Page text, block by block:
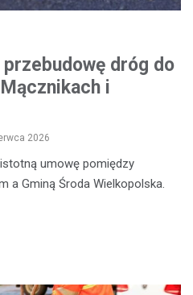
przebudowę dróg do
i
2026
umowę pomiędzy
a Gminą Środa Wielkopolska.